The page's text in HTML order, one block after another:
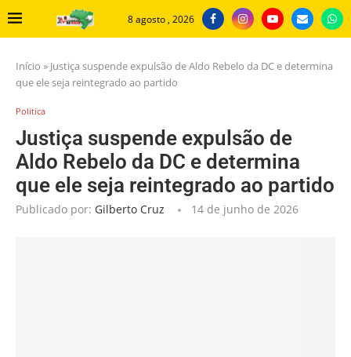
8 agosto , 2026
Início » Justiça suspende expulsão de Aldo Rebelo da DC e determina
que ele seja reintegrado ao partido
Politica
Justiça suspende expulsão de
Aldo Rebelo da DC e determina
que ele seja reintegrado ao partido
Publicado por: Gilberto Cruz 14 de junho de 2026